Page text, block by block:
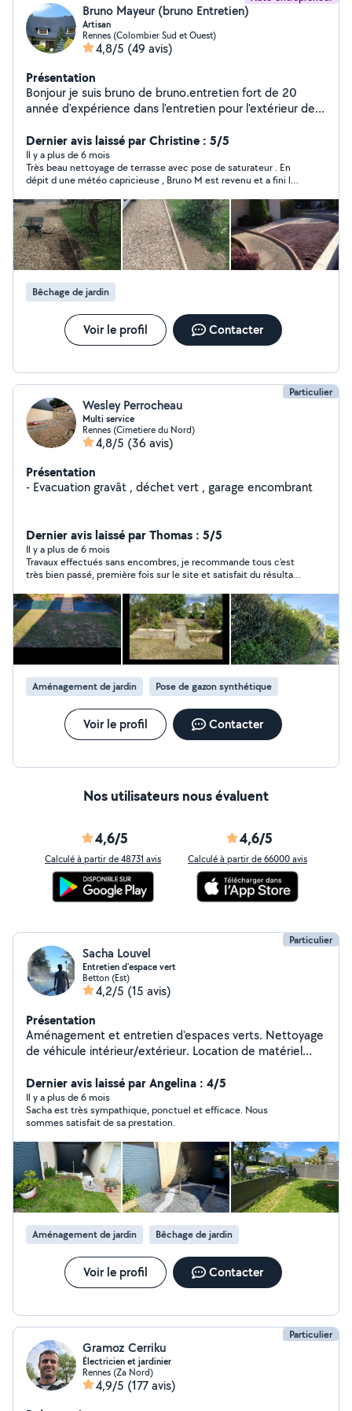
Bruno Mayeur (bruno Entretien)
Artisan
Rennes (Colombier Sud et Ouest)
4,8/5 (49 avis)
Présentation
Bonjour je suis bruno de bruno.entretien fort de 20
année d'expérience dans l'entretien pour l'extérieur de
adaptés pour des intervention simple et rapide en toute
sécurité Vous pouvez me contacter je serai ravi
d'intervenir chez vous cordialement Bruno de Bruno
Entretien
Dernier avis laissé par Christine : 5/5
Il y a plus de 6 mois
Très beau nettoyage de terrasse avec pose de saturateur . En
dépit d une météo capricieuse , Bruno M est revenu et a fini le
très agréable . Je recommande
Bêchage de jardin
Voir le profil Contacter
Particulier
Wesley Perrocheau
Multi service
Rennes (Cimetiere du Nord)
4,8/5 (36 avis)
Présentation
- Evacuation gravât , déchet vert , garage encombrant
Dernier avis laissé par Thomas : 5/5
Il y a plus de 6 mois
Travaux effectués sans encombres, je recommande tous c'est
très bien passé, première fois sur le site et satisfait du résultat.
Aménagement de jardin Pose de gazon synthétique
Voir le profil Contacter
Nos utilisateurs nous évaluent
4,6/5
Calculé à partir de 48731 avis
4,6/5
Calculé à partir de 66000 avis
Particulier
Sacha Louvel
Entretien d'espace vert
Betton (Est)
4,2/5 (15 avis)
Présentation
Aménagement et entretien d'espaces verts. Nettoyage
de véhicule intérieur/extérieur. Location de matériel
d'espaces verts.
Dernier avis laissé par Angelina : 4/5
Il y a plus de 6 mois
Sacha est très sympathique, ponctuel et efficace. Nous
sommes satisfait de sa prestation.
Aménagement de jardin Bêchage de jardin
Voir le profil Contacter
Particulier
Gramoz Cerriku
Électricien et jardinier
Rennes (Za Nord)
4,9/5 (177 avis)